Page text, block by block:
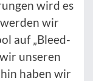
wird es
wir
auf „Bleed-
unseren
haben wir